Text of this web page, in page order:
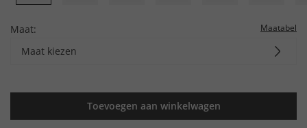
Maat: Maatabel
Maat kiezen
Toevoegen aan winkelwagen